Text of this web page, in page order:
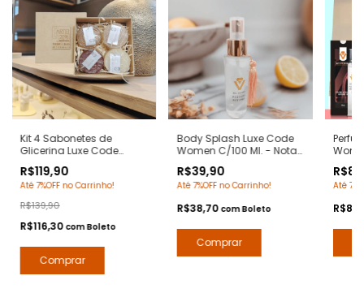
Kit 4 Sabonetes de
Glicerina Luxe Code
Notas Armani Code
Women - Hidratante
com Extratos Naturais -
Arte 1 Perfumes
R$119,90
Até 7%OFF no Carrinho!
R$139,90
R$116,30 comBoleto
Body Splash Luxe Code
Women C/100 Ml. - Notas
Deo Colônia Desodorante
Corporal - Contratipos
R$39,90
Até 7%OFF no Carrinho!
R$38,70 comBoleto
Arte 1
Até